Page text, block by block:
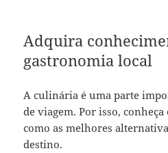
Adquira
gastronomia local
A culinária é uma parte
de viagem. Por isso,
como as melhores
destino.